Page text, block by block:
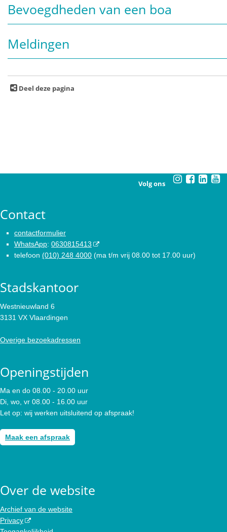
Bevoegdheden van een boa
Meldingen
Deel deze pagina
Volg ons
Contact
contactformulier
WhatsApp: 0630815413
telefoon (010) 248 4000 (ma t/m vrij 08.00 tot 17.00 uur)
Stadskantoor
Westnieuwland 6
3131 VX Vlaardingen
Overige bezoekadressen
Openingstijden
Ma en do 08.00 - 20.00 uur
Di, wo, vr 08.00 - 16.00 uur
Let op: wij werken uitsluitend op afspraak!
Maak een afspraak
Over de website
Archief van de website
Privacy